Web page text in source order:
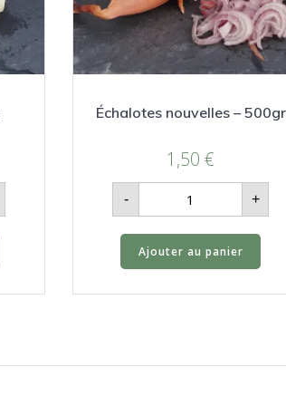
Échalotes nouvelles – 500gr
1,50 €
-
quantité
de
Échalotes
500gr
+
Ajouter au panier